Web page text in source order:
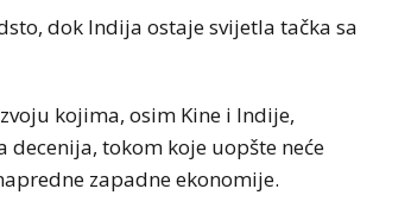
dok Indija ostaje svijetla tačka sa
kojima, osim Kine i Indije,
tokom koje uopšte neće
zapadne ekonomije.